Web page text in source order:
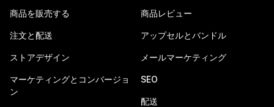
商品を販売する
注文と配送
ストアデザイン
マーケティングとコンバージョ
ン
商品レビュー
アップセルとバンドル
メールマーケティング
SEO
配送